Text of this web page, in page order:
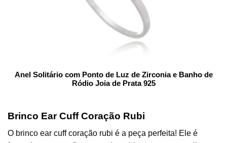
Anel Solitário com Ponto de Luz de Zirconia e Banho de
Ródio Joia de Prata 925
Brinco Ear Cuff Coração Rubi
O brinco ear cuff coração rubi é a peça perfeita! Ele é